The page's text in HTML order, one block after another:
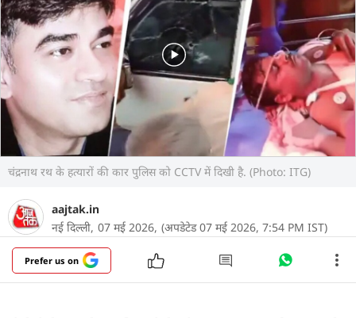
चंद्रनाथ रथ के हत्यारों की कार पुलिस को CCTV में दिखी है. (Photo: ITG)
aajtak.in
नई दिल्ली, 07 मई 2026, (अपडेटेड 07 मई 2026, 7:54 PM IST)
Prefer us on